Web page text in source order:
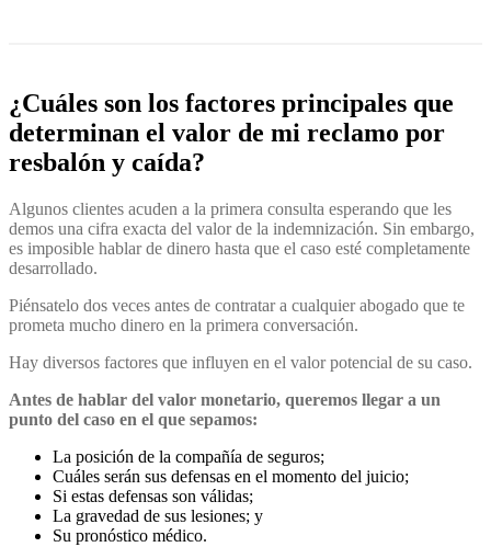
¿Cuáles son los factores principales que
determinan el valor de mi reclamo por
resbalón y caída?
Algunos clientes acuden a la primera consulta esperando que les
demos una cifra exacta del valor de la indemnización. Sin embargo,
es imposible hablar de dinero hasta que el caso esté completamente
desarrollado.
Piénsatelo dos veces antes de contratar a cualquier abogado que te
prometa mucho dinero en la primera conversación.
Hay diversos factores que influyen en el valor potencial de su caso.
Antes de hablar del valor monetario, queremos llegar a un
punto del caso en el que sepamos:
La posición de la compañía de seguros;
Cuáles serán sus defensas en el momento del juicio;
Si estas defensas son válidas;
La gravedad de sus lesiones; y
Su pronóstico médico.